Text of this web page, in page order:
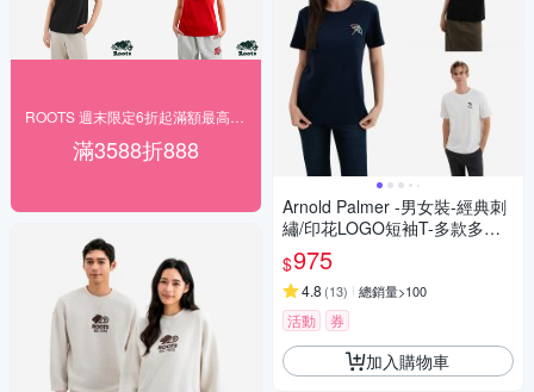
滿3588折888
Arnold Palmer -男女裝-經典刺
繡/印花LOGO短袖T-多款多色
選
$975
4.8 (13) 總銷量>100
活動 券
加入購物車